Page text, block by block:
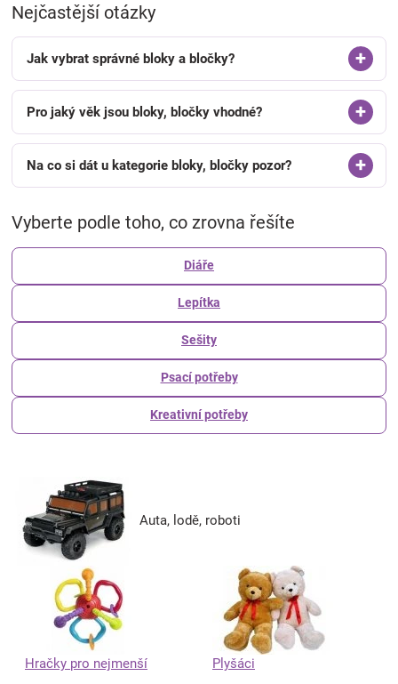
Nejčastější otázky
Jak vybrat správné bloky a bločky?
Pro jaký věk jsou bloky, bločky vhodné?
Na co si dát u kategorie bloky, bločky pozor?
Vyberte podle toho, co zrovna řešíte
Diáře
Lepítka
Sešity
Psací potřeby
Kreativní potřeby
Auta, lodě, roboti
Hračky pro nejmenší Plyšáci